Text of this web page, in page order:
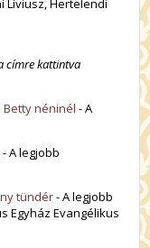
Líviusz, Hertelendi
címre kattintva
Betty néninél - A
- A legjobb
tündér- A legjobb
Egyház Evangélikus